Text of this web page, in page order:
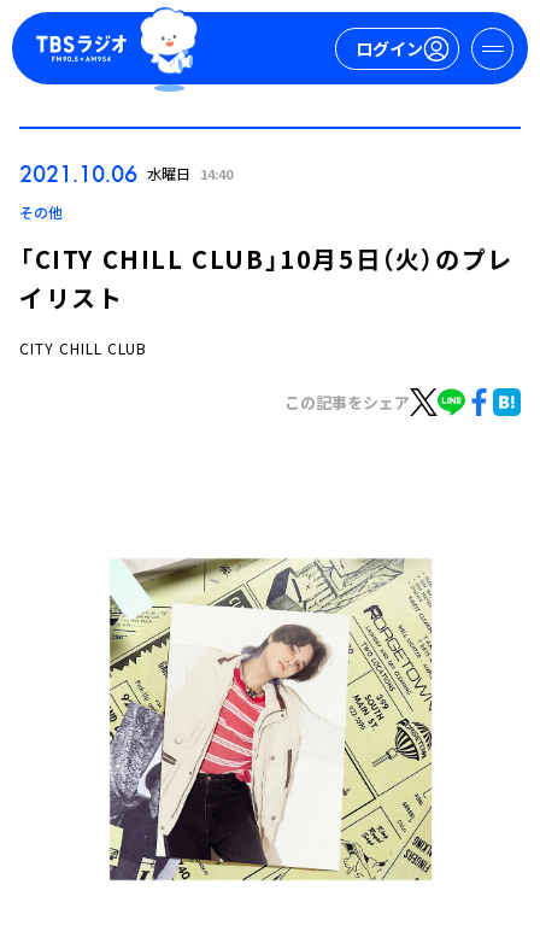
ログイン
お知らせ
イベント・グッズ
YouTube
会社情報
2021.10.06 水曜日 14:40
その他
「CITY CHILL CLUB」10月5日（火）のプレ
イリスト
CITY CHILL CLUB
この記事をシェア